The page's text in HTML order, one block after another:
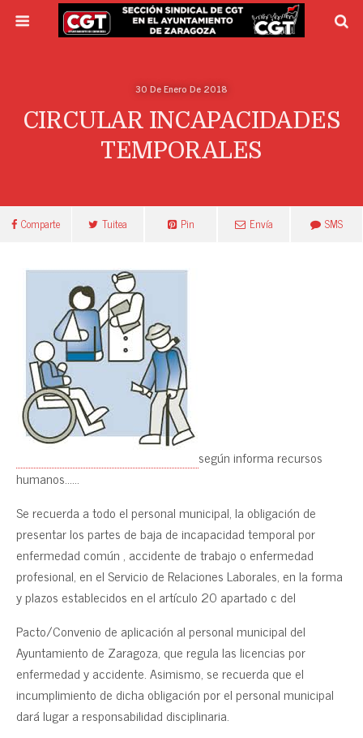
30 De Enero De 2018
CIRCULAR INCAPACIDADES
TEMPORALES
Comparte Tuitea Pin Envía SMS
según informa recursos
humanos……
Se recuerda a todo el personal municipal, la obligación de
presentar los partes de baja de incapacidad temporal por
enfermedad común , accidente de trabajo o enfermedad
profesional, en el Servicio de Relaciones Laborales, en la forma
y plazos establecidos en el artículo 20 apartado c del
Pacto/Convenio de aplicación al personal municipal del
Ayuntamiento de Zaragoza, que regula las licencias por
enfermedad y accidente. Asimismo, se recuerda que el
incumplimiento de dicha obligación por el personal municipal
dará lugar a responsabilidad disciplinaria.